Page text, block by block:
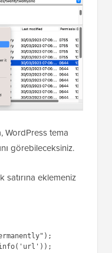
WordPress tema
görebileceksiniz.
satırına eklemeniz
Moved